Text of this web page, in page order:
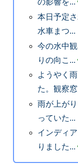
の影響を...
本日予定
水車まつ...
今の水中
りの向こ...
ようやく
た。観察窓
雨が上が
っていた...
インディ
りました...